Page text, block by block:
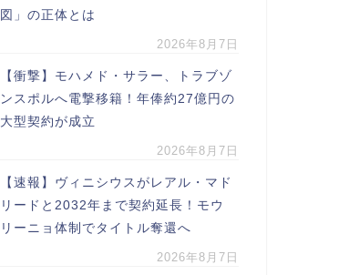
図」の正体とは
2026年8月7日
【衝撃】モハメド・サラー、トラブゾ
ンスポルへ電撃移籍！年俸約27億円の
大型契約が成立
2026年8月7日
【速報】ヴィニシウスがレアル・マド
リードと2032年まで契約延長！モウ
リーニョ体制でタイトル奪還へ
2026年8月7日